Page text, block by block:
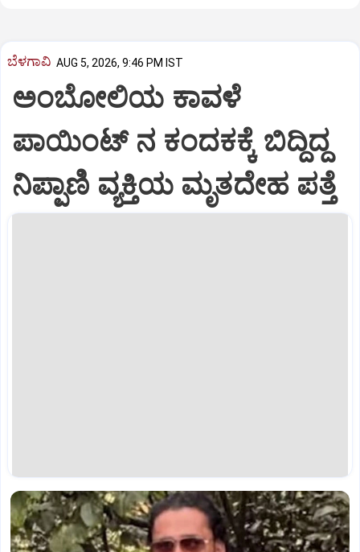
ಬೆಳಗಾವಿ AUG 5, 2026, 9:46 PM IST
ಅಂಬೋಲಿಯ ಕಾವಳೆ‌
ಪಾಯಿಂಟ್ ನ ಕಂದಕಕ್ಕೆ ಬಿದ್ದಿದ್ದ
ನಿಪ್ಪಾಣಿ ವ್ಯಕ್ತಿಯ ಮೃತದೇಹ ಪತ್ತೆ